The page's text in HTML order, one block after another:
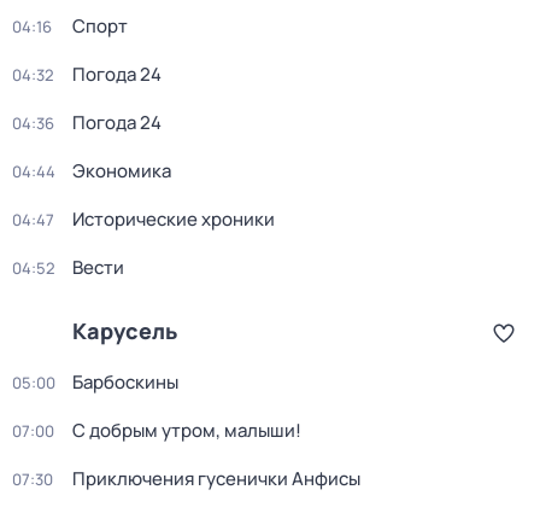
04:16 Спорт
04:32 Погода 24
04:36 Погода 24
04:44 Экономика
04:47 Исторические хроники
04:52 Вести
Карусель
05:00 Барбоскины
07:00 С добрым утром, малыши!
07:30 Приключения гусенички Анфисы